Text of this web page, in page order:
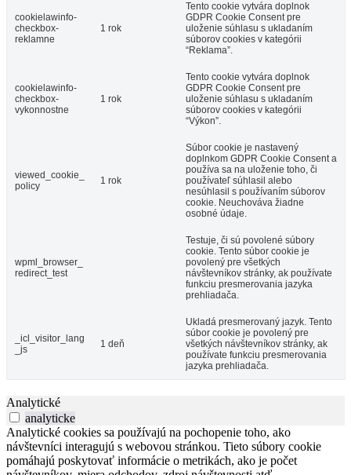
cookielawinfo-
checkbox-
reklamne
1 rok
Tento cookie vytvára doplnok
GDPR Cookie Consent pre
uloženie súhlasu s ukladaním
súborov cookies v kategórii
“Reklama”.
cookielawinfo-
checkbox-
vykonnostne
1 rok
Tento cookie vytvára doplnok
GDPR Cookie Consent pre
uloženie súhlasu s ukladaním
súborov cookies v kategórii
“Výkon”.
viewed_cookie_
policy
1 rok
Súbor cookie je nastavený
doplnkom GDPR Cookie Consent a
používa sa na uloženie toho, či
používateľ súhlasil alebo
nesúhlasil s používaním súborov
cookie. Neuchováva žiadne
osobné údaje.
wpml_browser_
redirect_test
Testuje, či sú povolené súbory
cookie. Tento súbor cookie je
povolený pre všetkých
návštevníkov stránky, ak používate
funkciu presmerovania jazyka
prehliadača.
_icl_visitor_lang
_js
1 deň
Ukladá presmerovaný jazyk. Tento
súbor cookie je povolený pre
všetkých návštevníkov stránky, ak
používate funkciu presmerovania
jazyka prehliadača.
Analytické
analyticke
Analytické cookies sa používajú na pochopenie toho, ako
návštevníci interagujú s webovou stránkou. Tieto súbory cookie
pomáhajú poskytovať informácie o metrikách, ako je počet